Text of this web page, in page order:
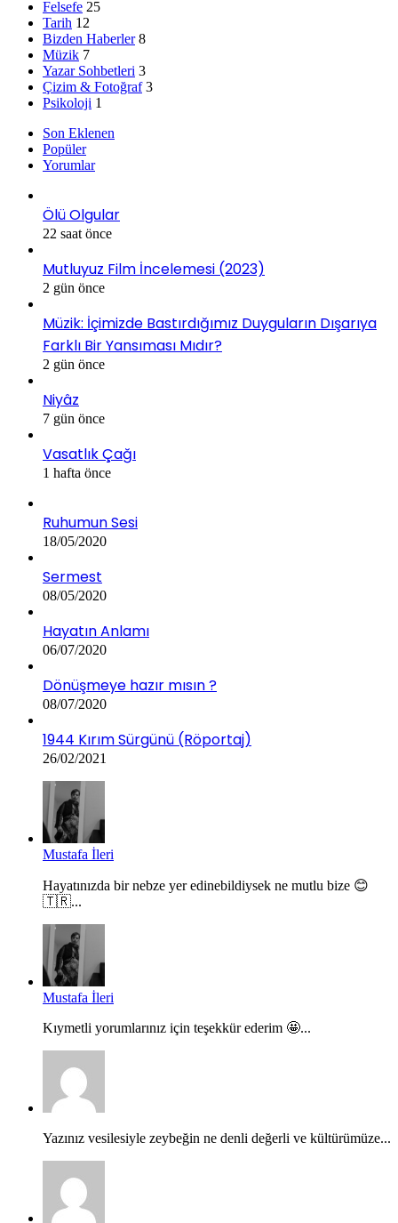
Felsefe 25
Tarih 12
Bizden Haberler 8
Müzik 7
Yazar Sohbetleri 3
Çizim & Fotoğraf 3
Psikoloji 1
Son Eklenen
Popüler
Yorumlar
Ölü Olgular
22 saat önce
Mutluyuz Film İncelemesi (2023)
2 gün önce
Müzik: İçimizde Bastırdığımız Duyguların Dışarıya
Farklı Bir Yansıması Mıdır?
2 gün önce
Niyâz
7 gün önce
Vasatlık Çağı
1 hafta önce
Ruhumun Sesi
18/05/2020
Sermest
08/05/2020
Hayatın Anlamı
06/07/2020
Dönüşmeye hazır mısın ?
08/07/2020
1944 Kırım Sürgünü (Röportaj)
26/02/2021
Mustafa İleri
Hayatınızda bir nebze yer edinebildiysek ne mutlu bize 😊
🇹🇷...
Mustafa İleri
Kıymetli yorumlarınız için teşekkür ederim 🤩...
Yazınız vesilesiyle zeybeğin ne denli değerli ve kültürümüze...